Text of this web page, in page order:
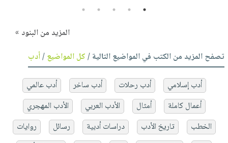
1
2
3
4
5
المزيد من البنود »
تصفح المزيد من الكتب في المواضيع التالية /كل المواضيع/أدب
أدب إسلامي أدب رحلات أدب ساخر
أدب عالمي
أعمال كاملة
أمثال الأدب العربي
الأدب المهجري
الخطب
تاريخ الأدب دراسات أدبية رسائل
روايات